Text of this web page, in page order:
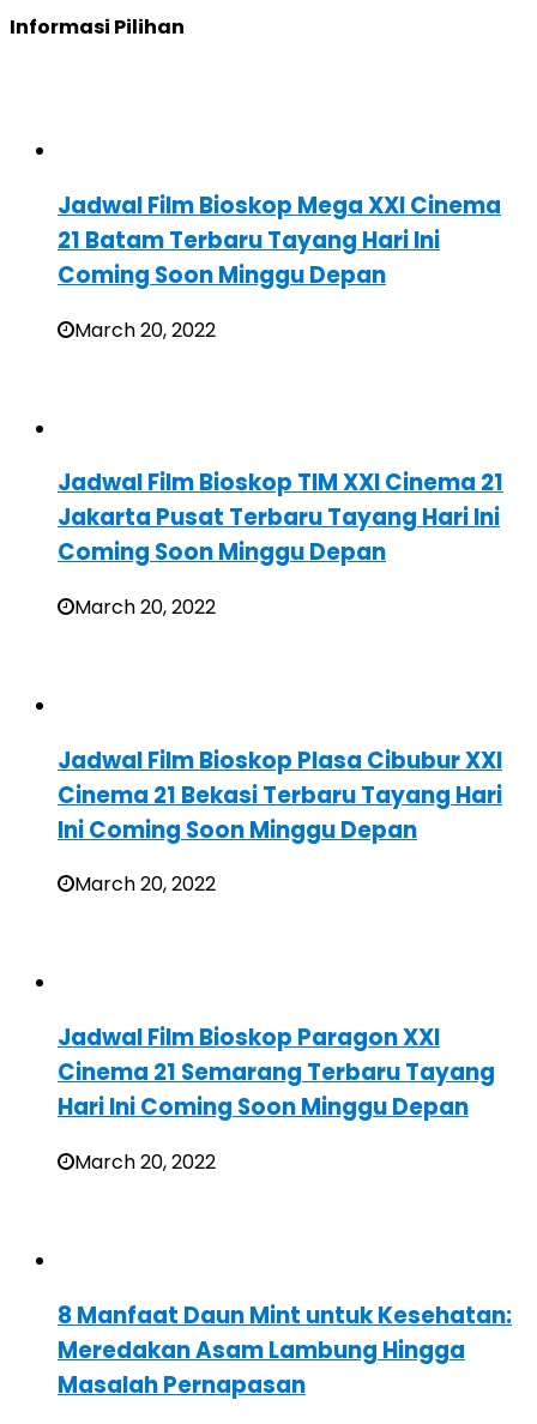
Informasi Pilihan
Jadwal Film Bioskop Mega XXI Cinema
21 Batam Terbaru Tayang Hari Ini
Coming Soon Minggu Depan
March 20, 2022
Jadwal Film Bioskop TIM XXI Cinema 21
Jakarta Pusat Terbaru Tayang Hari Ini
Coming Soon Minggu Depan
March 20, 2022
Jadwal Film Bioskop Plasa Cibubur XXI
Cinema 21 Bekasi Terbaru Tayang Hari
Ini Coming Soon Minggu Depan
March 20, 2022
Jadwal Film Bioskop Paragon XXI
Cinema 21 Semarang Terbaru Tayang
Hari Ini Coming Soon Minggu Depan
March 20, 2022
8 Manfaat Daun Mint untuk Kesehatan:
Meredakan Asam Lambung Hingga
Masalah Pernapasan